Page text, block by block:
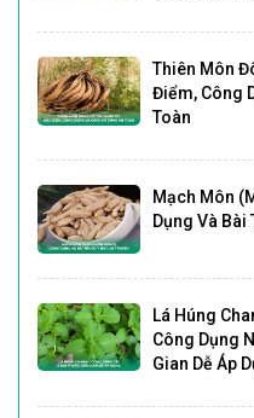
Thiên Môn
Điểm, Công
Toàn
Mạch Môn
Dụng Và Bài
Lá Húng
Công Dụng
Gian Dễ Áp